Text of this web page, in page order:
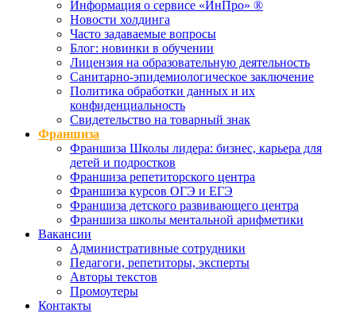
Информация о сервисе «ИнПро» ®
Новости холдинга
Часто задаваемые вопросы
Блог: новинки в обучении
Лицензия на образовательную деятельность
Санитарно-эпидемиологическое заключение
Политика обработки данных и их
конфиденциальность
Свидетельство на товарный знак
Франшиза
Франшиза Школы лидера: бизнес, карьера для
детей и подростков
Франшиза репетиторского центра
Франшиза курсов ОГЭ и ЕГЭ
Франшиза детского развивающего центра
Франшиза школы ментальной арифметики
Вакансии
Административные сотрудники
Педагоги, репетиторы, эксперты
Авторы текстов
Промоутеры
Контакты